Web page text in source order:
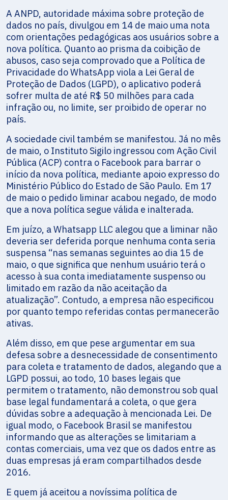
A ANPD, autoridade máxima sobre proteção de
dados no país, divulgou em 14 de maio uma nota
com orientações pedagógicas aos usuários sobre a
nova política. Quanto ao prisma da coibição de
abusos, caso seja comprovado que a Política de
Privacidade do WhatsApp viola a Lei Geral de
Proteção de Dados (LGPD), o aplicativo poderá
sofrer multa de até R$ 50 milhões para cada
infração ou, no limite, ser proibido de operar no
país.
A sociedade civil também se manifestou. Já no mês
de maio, o Instituto Sigilo ingressou com Ação Civil
Pública (ACP) contra o Facebook para barrar o
início da nova política, mediante apoio expresso do
Ministério Público do Estado de São Paulo. Em 17
de maio o pedido liminar acabou negado, de modo
que a nova política segue válida e inalterada.
Em juízo, a Whatsapp LLC alegou que a liminar não
deveria ser deferida porque nenhuma conta seria
suspensa “nas semanas seguintes ao dia 15 de
maio, o que significa que nenhum usuário terá o
acesso à sua conta imediatamente suspenso ou
limitado em razão da não aceitação da
atualização”. Contudo, a empresa não especificou
por quanto tempo referidas contas permanecerão
ativas.
Além disso, em que pese argumentar em sua
defesa sobre a desnecessidade de consentimento
para coleta e tratamento de dados, alegando que a
LGPD possui, ao todo, 10 bases legais que
permitem o tratamento, não demonstrou sob qual
base legal fundamentará a coleta, o que gera
dúvidas sobre a adequação à mencionada Lei. De
igual modo, o Facebook Brasil se manifestou
informando que as alterações se limitariam a
contas comerciais, uma vez que os dados entre as
duas empresas já eram compartilhados desde
2016.
E quem já aceitou a novíssima política de